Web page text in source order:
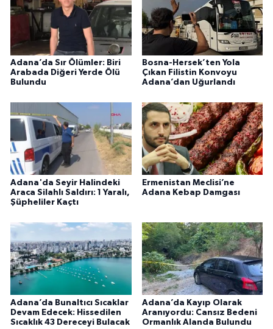
Adana’da Sır Ölümler: Biri
Arabada Diğeri Yerde Ölü
Bulundu
Bosna-Hersek’ten Yola
Çıkan Filistin Konvoyu
Adana’dan Uğurlandı
Adana'da Seyir Halindeki
Araca Silahlı Saldırı: 1 Yaralı,
Şüpheliler Kaçtı
Ermenistan Meclisi’ne
Adana Kebap Damgası
Adana’da Bunaltıcı Sıcaklar
Devam Edecek: Hissedilen
Sıcaklık 43 Dereceyi Bulacak
Adana’da Kayıp Olarak
Aranıyordu: Cansız Bedeni
Ormanlık Alanda Bulundu